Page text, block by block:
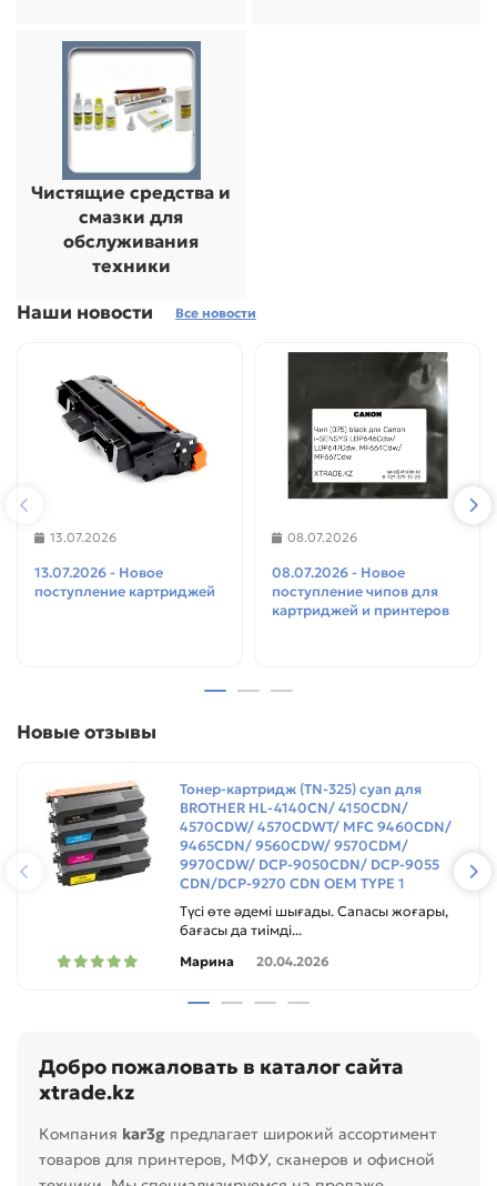
Чистящие средства и
смазки для
обслуживания
техники
Наши новости Все новости
13.07.2026
13.07.2026 - Новое
поступление картриджей
08.07.2026
08.07.2026 - Новое
поступление чипов для
картриджей и принтеров
Новые отзывы
Тонер-картридж (TN-325) cyan для
BROTHER HL-4140CN/ 4150CDN/
4570CDW/ 4570CDWT/ MFC 9460CDN/
9465CDN/ 9560CDW/ 9570CDM/
9970CDW/ DCP-9050CDN/ DCP-9055
CDN/DCP-9270 CDN ОЕМ TYPE 1
Түсі өте әдемі шығады. Сапасы жоғары,
бағасы да тиімді...
Марина
20.04.2026
Добро пожаловать в каталог сайта
xtrade.kz
Компания kar3g предлагает широкий ассортимент
товаров для принтеров, МФУ, сканеров и офисной